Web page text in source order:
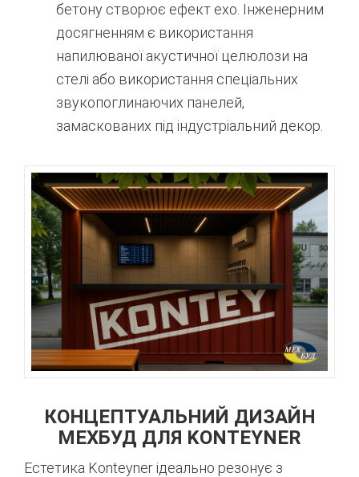
бетону створює ефект ехо. Інженерним
досягненням є використання
напилюваної акустичної целюлози на
стелі або використання спеціальних
звукопоглинаючих панелей,
замаскованих під індустріальний декор.
КОНЦЕПТУАЛЬНИЙ ДИЗАЙН
МЕХБУД ДЛЯ KONTEYNER
Естетика Konteyner ідеально резонує з